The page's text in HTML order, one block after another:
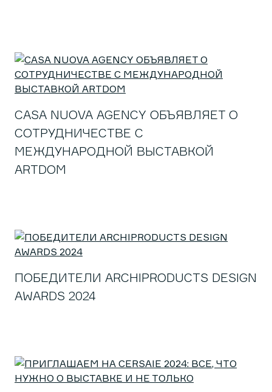
CASA NUOVA AGENCY ОБЪЯВЛЯЕТ О
СОТРУДНИЧЕСТВЕ С
МЕЖДУНАРОДНОЙ ВЫСТАВКОЙ
ARTDOM
ПОБЕДИТЕЛИ ARCHIPRODUCTS DESIGN
AWARDS 2024